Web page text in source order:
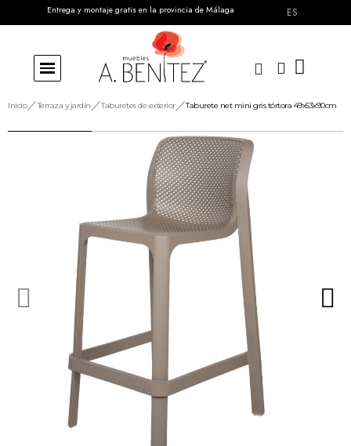
Entrega y montaje gratis en la provincia de Málaga ES
Inicio Terraza y jardín Taburetes de exterior Taburete net mini gris tórtora 49x53x90cm